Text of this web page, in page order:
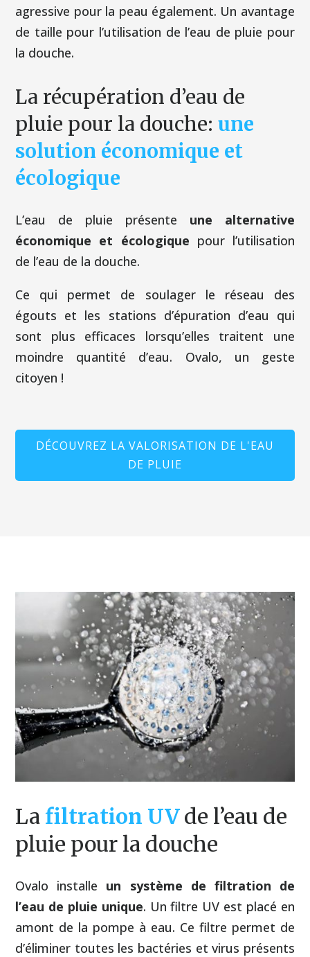
agressive pour la peau également. Un avantage
de taille pour l’utilisation de l’eau de pluie pour
la douche.
La récupération d’eau de
pluie pour la douche:une
solution économique et
écologique
L’eau de pluie présente une alternative
économique et écologique pour l’utilisation
de l’eau de la douche.
Ce qui permet de soulager le réseau des
égouts et les stations d’épuration d’eau qui
sont plus efficaces lorsqu’elles traitent une
moindre quantité d’eau. Ovalo, un geste
citoyen !
DÉCOUVREZ LA VALORISATION DE L'EAU
DE PLUIE
La filtration UVde l’eau de
pluie pour la douche
Ovalo installe un système de filtration de
l’eau de pluie unique. Un filtre UV est placé en
amont de la pompe à eau. Ce filtre permet de
d’éliminer toutes les bactéries et virus présents